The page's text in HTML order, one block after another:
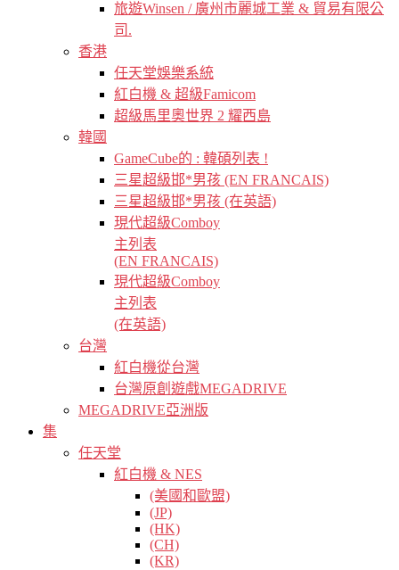
旅遊Winsen / 廣州市麗城工業 & 貿易有限公
司.
香港
任天堂娛樂系統
紅白機 & 超級Famicom
超級馬里奧世界 2 耀西島
韓國
GameCube的 : 韓碩列表 !
三星超級邯*男孩 (EN FRANCAIS)
三星超級邯*男孩 (在英語)
現代超級Comboy
主列表
(EN FRANCAIS)
現代超級Comboy
主列表
(在英語)
台灣
紅白機從台灣
台灣原創遊戲MEGADRIVE
MEGADRIVE亞洲版
集
任天堂
紅白機 & NES
(美國和歐盟)
(JP)
(HK)
(CH)
(KR)